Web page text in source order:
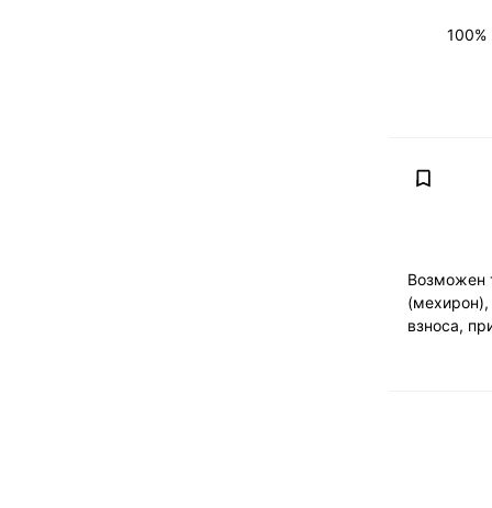
מיקוח, החלפה (טרייד אין) אפשרית, נקנה את רכבך במחירון (מכירון), בתמורה לחדש יותר. 100%
Возможен
(мехирон),
взноса,